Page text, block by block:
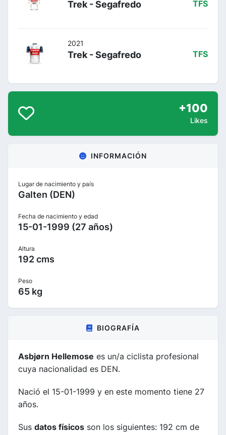
Trek - Segafredo TFS
2021
Trek - Segafredo TFS
+100
Likes
INFORMACIÓN
Lugar de nacimiento y país
Galten (DEN)
Fecha de nacimiento y edad
15-01-1999 (27 años)
Altura
192 cms
Peso
65 kg
BIOGRAFÍA
Asbjørn Hellemose es un/a ciclista profesional
cuya nacionalidad es DEN.
Nació el 15-01-1999 y en este momento tiene 27
años.
Sus datos físicos son los siguientes: 192 cm de